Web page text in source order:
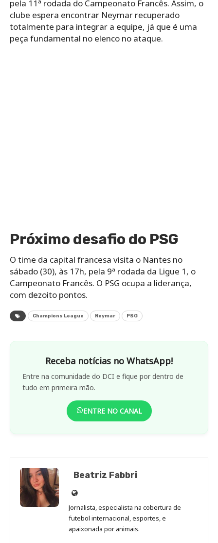
pela 11ª rodada do Campeonato Francês. Assim, o
clube espera encontrar Neymar recuperado
totalmente para integrar a equipe, já que é uma
peça fundamental no elenco no ataque.
Próximo desafio do PSG
O time da capital francesa visita o Nantes no
sábado (30), às 17h, pela 9ª rodada da Ligue 1, o
Campeonato Francês. O PSG ocupa a liderança,
com dezoito pontos.
Champions League Neymar PSG
Receba notícias no WhatsApp!
Entre na comunidade do DCI e fique por dentro de
tudo em primeira mão.
ENTRE NO CANAL
Beatriz Fabbri
Site
de
Beatriz
Fabbri
Jornalista, especialista na cobertura de
futebol internacional, esportes, e
apaixonada por animais.